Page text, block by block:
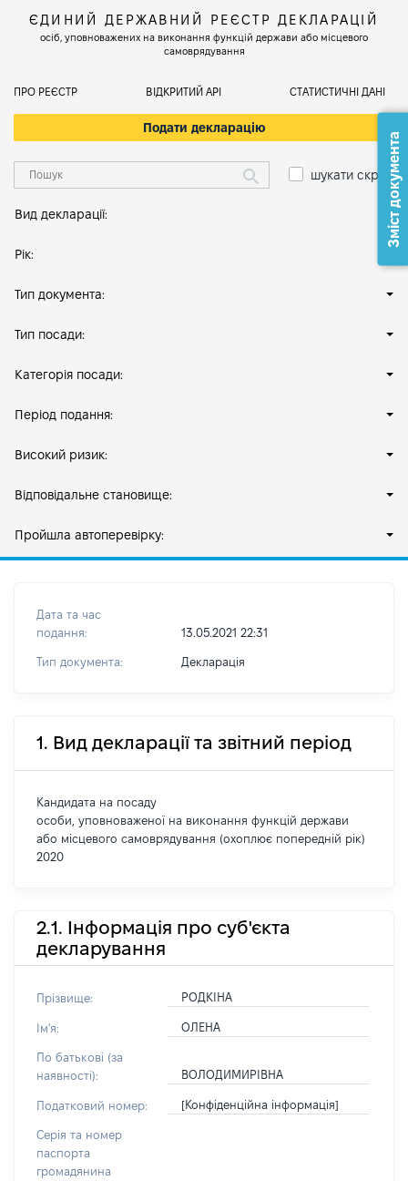
ЄДИНИЙ ДЕРЖАВНИЙ РЕЄСТР ДЕКЛАРАЦІЙ
осіб, уповноважених на виконання функцій держави або місцевого
самоврядування
ПРО РЕЄСТР ВІДКРИТИЙ АРІ СТАТИСТИЧНІ ДАНІ
Подати декларацію
шукати скрізь
Вид декларації:
Рік:
Тип документа:
Тип посади:
Категорія посади:
Період подання:
Високий ризик:
Відповідальне становище:
Пройшла автоперевірку:
Дата та час
подання:
13.05.2021 22:31
Тип документа: Декларація
1. Вид декларації та звітний період
Кандидата на посаду
особи, уповноваженої на виконання функцій держави
або місцевого самоврядування (охоплює попередній рік)
2020
2.1. Інформація про суб'єкта
декларування
Прізвище: РОДКІНА
Ім'я: ОЛЕНА
По батькові (за
наявності):
ВОЛОДИМИРІВНА
Податковий номер: [Конфіденційна інформація]
Серія та номер
паспорта
громадянина
Зміст документа